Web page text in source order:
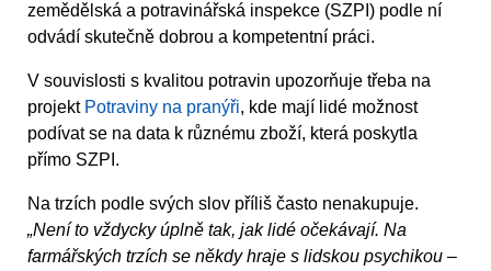
zemědělská a potravinářská inspekce (SZPI) podle ní
odvádí skutečně dobrou a kompetentní práci.
V souvislosti s kvalitou potravin upozorňuje třeba na
projekt Potraviny na pranýři, kde mají lidé možnost
podívat se na data k různému zboží, která poskytla
přímo SZPI.
Na trzích podle svých slov příliš často nenakupuje.
„Není to vždycky úplně tak, jak lidé očekávají. Na
farmářských trzích se někdy hraje s lidskou psychikou –